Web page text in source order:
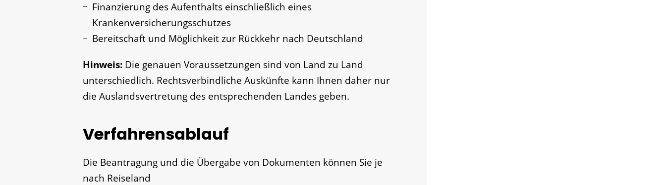
Finanzierung des Aufenthalts einschließlich eines
Krankenversicherungsschutzes
Bereitschaft und Möglichkeit zur Rückkehr nach Deutschland
Hinweis: Die genauen Voraussetzungen sind von Land zu Land
unterschiedlich. Rechtsverbindliche Auskünfte kann Ihnen daher nur
die Auslandsvertretung des entsprechenden Landes geben.
Verfahrensablauf
Die Beantragung und die Übergabe von Dokumenten können Sie je
nach Reiseland